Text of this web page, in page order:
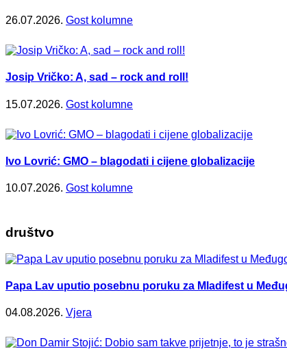
26.07.2026. Gost kolumne
Josip Vričko: A, sad – rock and roll!
15.07.2026. Gost kolumne
Ivo Lovrić: GMO – blagodati i cijene globalizacije
10.07.2026. Gost kolumne
društvo
Papa Lav uputio posebnu poruku za Mladifest u
04.08.2026. Vjera